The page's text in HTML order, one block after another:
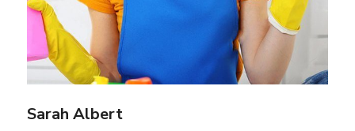
Sarah Albert